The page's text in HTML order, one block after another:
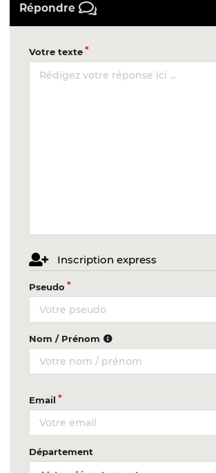
Répondre
Votre texte
Inscription express
Pseudo
Nom / Prénom
Email
Département